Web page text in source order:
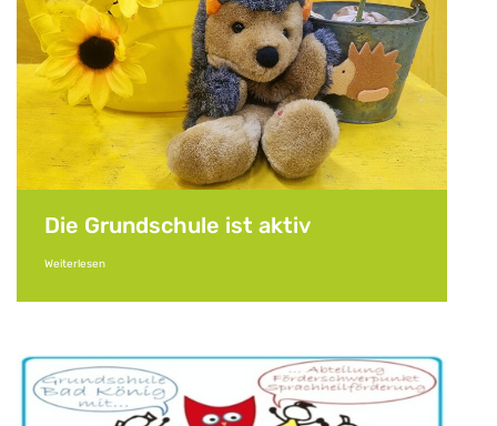
Die Grundschule ist aktiv
Weiterlesen